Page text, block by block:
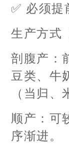
✅ 必须提
生产方式
剖腹产：
豆类、牛
（当归、
顺产：可
序渐进。